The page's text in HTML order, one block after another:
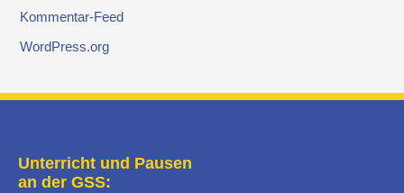
Kommentar-Feed
WordPress.org
Unterricht und Pausen
an der GSS: